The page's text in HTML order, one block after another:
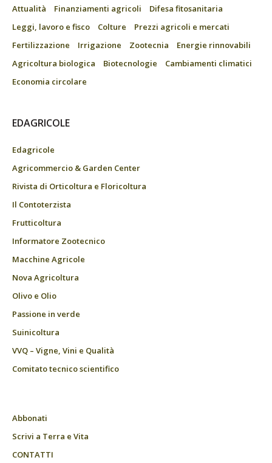
Attualità Finanziamenti agricoli
Difesa fitosanitaria
Leggi, lavoro e fisco
Colture
Prezzi agricoli e mercati
Fertilizzazione
Irrigazione Zootecnia
Energie rinnovabili
Agricoltura biologica
Biotecnologie
Cambiamenti climatici
Economia circolare
EDAGRICOLE
Edagricole
Agricommercio & Garden Center
Rivista di Orticoltura e Floricoltura
Il Contoterzista
Frutticoltura
Informatore Zootecnico
Macchine Agricole
Nova Agricoltura
Olivo e Olio
Passione in verde
Suinicoltura
VVQ – Vigne, Vini e Qualità
Comitato tecnico scientifico
Abbonati
Scrivi a Terra e Vita
CONTATTI